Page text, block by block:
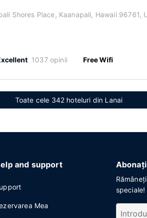
Shores Place, Kaanapali, Hawaii 96761,
1037 opinii Free Wifi
Toate cele 342 hoteluri din Lanai
and support
Mea
speciale!